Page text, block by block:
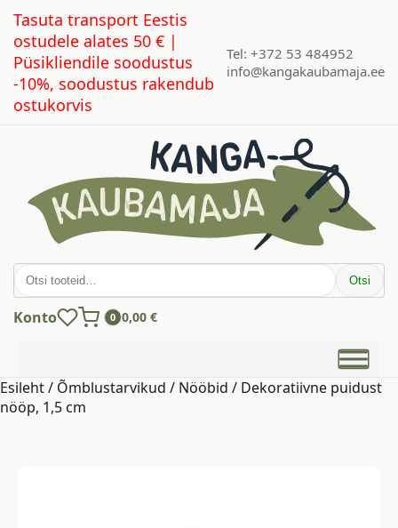
Tasuta transport Eestis
ostudele alates 50 € |
Püsikliendile soodustus
-10%, soodustus rakendub
ostukorvis
Tel: +372 53 484952
info@kangakaubamaja.ee
Otsi: Otsi
Konto 0 0,00 €
Esileht/ Õmblustarvikud / Nööbid / Dekoratiivne puidust
nööp, 1,5 cm